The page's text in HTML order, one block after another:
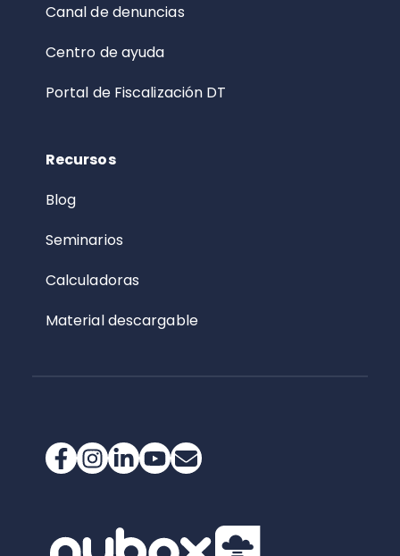
Canal de denuncias
Centro de ayuda
Portal de Fiscalización DT
Recursos
Blog
Seminarios
Calculadoras
Material descargable